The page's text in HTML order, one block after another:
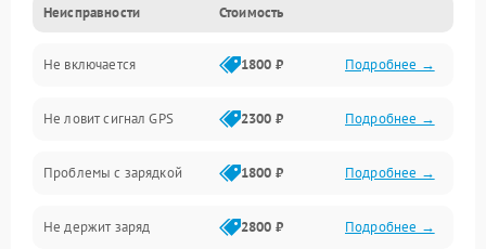
Механические повреждения
Навигация
Аудио
Управление
Связь
Неисправности Стоимость
Не включается 1800 ₽ Подробнее →
Не ловит сигнал GPS 2300 ₽ Подробнее →
Проблемы с зарядкой 1800 ₽ Подробнее →
Не держит заряд 2800 ₽ Подробнее →